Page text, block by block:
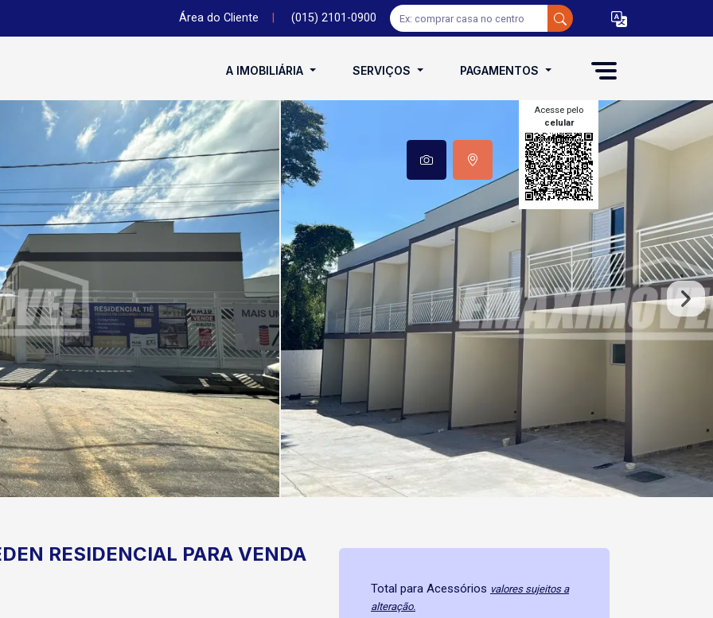
Área do Cliente (015) 2101-0900
A IMOBILIÁRIA SERVIÇOS PAGAMENTOS
Acesse pelo
celular
RESIDENCIAL PARA VENDA
Total para Acessórios valores sujeitos a
alteração.